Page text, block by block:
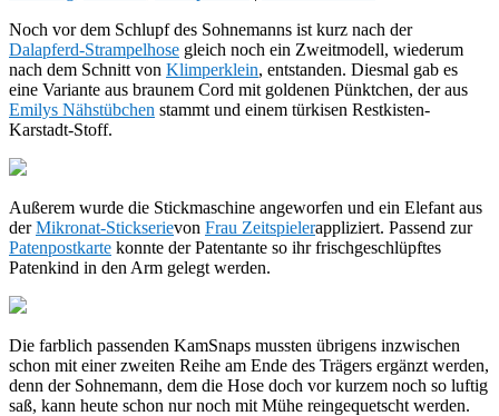
Noch vor dem Schlupf des Sohnemanns ist kurz nach der
Dalapferd-Strampelhose gleich noch ein Zweitmodell, wiederum
nach dem Schnitt von Klimperklein, entstanden. Diesmal gab es
eine Variante aus braunem Cord mit goldenen Pünktchen, der aus
Emilys Nähstübchen stammt und einem türkisen Restkisten-
Karstadt-Stoff.
Außerem wurde die Stickmaschine angeworfen und ein Elefant aus
derMikronat-Stickserievon Frau Zeitspielerappliziert. Passend zur
Patenpostkarte konnte der Patentante so ihr frischgeschlüpftes
Patenkind in den Arm gelegt werden.
Die farblich passenden KamSnaps mussten übrigens inzwischen
schon mit einer zweiten Reihe am Ende des Trägers ergänzt werden,
denn der Sohnemann, dem die Hose doch vor kurzem noch so luftig
saß, kann heute schon nur noch mit Mühe reingequetscht werden.